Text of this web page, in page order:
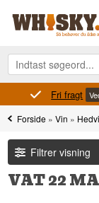
Fri fragt Ved køb
Forside »Vin »
Filtrer visning
VAT 22